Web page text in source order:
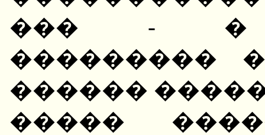
��� - �
���������
������
�����